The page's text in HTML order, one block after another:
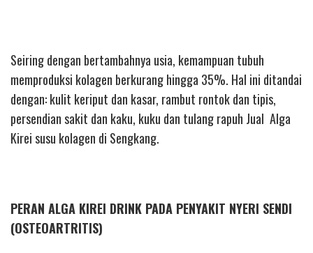
Seiring dengan bertambahnya usia, kemampuan tubuh
memproduksi kolagen berkurang hingga 35%. Hal ini ditandai
dengan: kulit keriput dan kasar, rambut rontok dan tipis,
persendian sakit dan kaku, kuku dan tulang rapuh Jual Alga
Kirei susu kolagen di Sengkang.
PERAN ALGA KIREI DRINK PADA PENYAKIT NYERI SENDI
(OSTEOARTRITIS)